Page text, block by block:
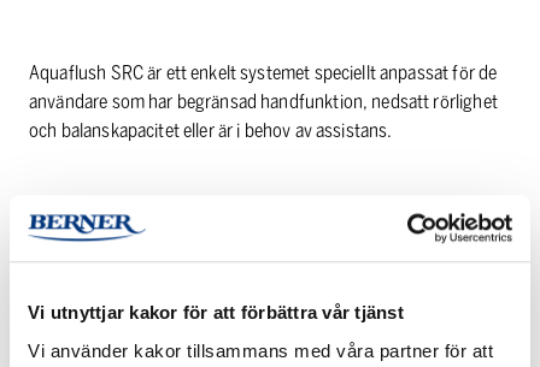
Vi utnyttjar kakor för att förbättra vår tjänst
Vi använder kakor tillsammans med våra partner för att
Aquaflush SRC är ett enkelt systemet speciellt anpassat för de
användare som har begränsad handfunktion, nedsatt rörlighet
och balanskapacitet eller är i behov av assistans.
PRODUKTINFORMATION
LADDA NER PRODUKTINFORMATION